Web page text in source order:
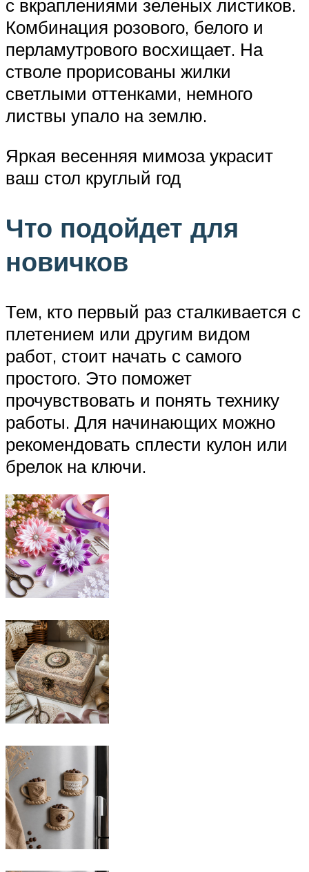
с вкраплениями зеленых листиков.
Комбинация розового, белого и
перламутрового восхищает. На
стволе прорисованы жилки
светлыми оттенками, немного
листвы упало на землю.
Яркая весенняя мимоза украсит
ваш стол круглый год
Что подойдет для
новичков
Тем, кто первый раз сталкивается с
плетением или другим видом
работ, стоит начать с самого
простого. Это поможет
прочувствовать и понять технику
работы. Для начинающих можно
рекомендовать сплести кулон или
брелок на ключи.